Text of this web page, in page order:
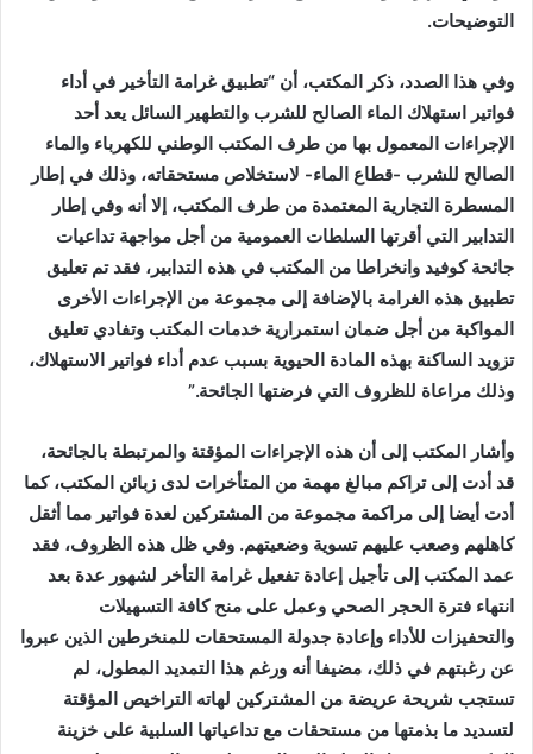
التوضيحات.
وفي هذا الصدد، ذكر المكتب، أن “تطبيق غرامة التأخير في أداء
فواتير استهلاك الماء الصالح للشرب والتطهير السائل يعد أحد
الإجراءات المعمول بها من طرف المكتب الوطني للكهرباء والماء
الصالح للشرب -قطاع الماء- لاستخلاص مستحقاته، وذلك في إطار
المسطرة التجارية المعتمدة من طرف المكتب، إلا أنه وفي إطار
التدابير التي أقرتها السلطات العمومية من أجل مواجهة تداعيات
جائحة كوفيد وانخراطا من المكتب في هذه التدابير، فقد تم تعليق
تطبيق هذه الغرامة بالإضافة إلى مجموعة من الإجراءات الأخرى
المواكبة من أجل ضمان استمرارية خدمات المكتب وتفادي تعليق
تزويد الساكنة بهذه المادة الحيوية بسبب عدم أداء فواتير الاستهلاك،
وذلك مراعاة للظروف التي فرضتها الجائحة.”
وأشار المكتب إلى أن هذه الإجراءات المؤقتة والمرتبطة بالجائحة،
قد أدت إلى تراكم مبالغ مهمة من المتأخرات لدى زبائن المكتب، كما
أدت أيضا إلى مراكمة مجموعة من المشتركين لعدة فواتير مما أثقل
كاهلهم وصعب عليهم تسوية وضعيتهم. وفي ظل هذه الظروف، فقد
عمد المكتب إلى تأجيل إعادة تفعيل غرامة التأخر لشهور عدة بعد
انتهاء فترة الحجر الصحي وعمل على منح كافة التسهيلات
والتحفيزات للأداء وإعادة جدولة المستحقات للمنخرطين الذين عبروا
عن رغبتهم في ذلك، مضيفا أنه ورغم هذا التمديد المطول، لم
تستجب شريحة عريضة من المشتركين لهاته التراخيص المؤقتة
لتسديد ما بذمتها من مستحقات مع تداعياتها السلبية على خزينة